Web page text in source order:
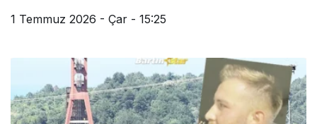
1 Temmuz 2026 - Çar - 15:25